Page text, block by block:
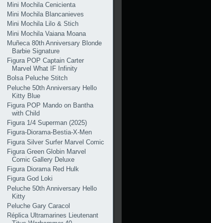
Mini Mochila Cenicienta
Mini Mochila Blancanieves
Mini Mochila Lilo & Stich
Mini Mochila Vaiana Moana
Muñeca 80th Anniversary Blonde
Barbie Signature
Figura POP Captain Carter
Marvel What IF Infinity
Bolsa Peluche Stitch
Peluche 50th Anniversary Hello
Kitty Blue
Figura POP Mando on Bantha
with Child
Figura 1/4 Superman (2025)
Figura-Diorama-Bestia-X-Men
Figura Silver Surfer Marvel Comic
Figura Green Globin Marvel
Comic Gallery Deluxe
Figura Diorama Red Hulk
Figura God Loki
Peluche 50th Anniversary Hello
Kitty
Peluche Gary Caracol
Réplica Ultramarines Lieutenant